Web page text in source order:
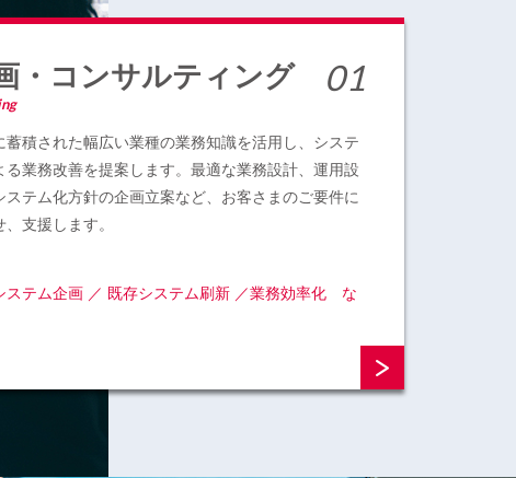
・コンサルティング
蓄積された幅広い業種の業務知識を活用し、システ
る業務改善を提案します。最適な業務設計、運用設
ステム化方針の企画立案など、お客さまのご要件に
、支援します。
ステム企画 ／ 既存システム刷新 ／業務効率化 な